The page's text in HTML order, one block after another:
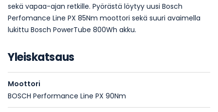
sekä vapaa-ajan retkille. Pyörästä löytyy uusi Bosch
Perfomance Line PX 85Nm moottori sekä suuri avaimella
lukittu Bosch PowerTube 800Wh akku.
Yleiskatsaus
Moottori
BOSCH Performance Line PX 90Nm